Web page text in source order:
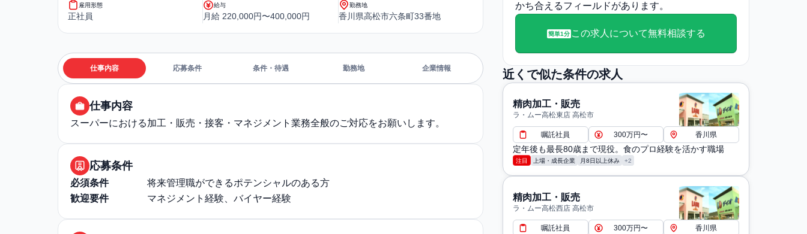
雇用形態
正社員
給与
月給 220,000円〜400,000円
勤務地
香川県高松市六条町33番地
仕事内容 応募条件 条件・待遇 勤務地 企業情報
仕事内容
スーパーにおける加工・販売・接客・マネジメント業務全般のご対応をお願いします。
応募条件
必須条件
将来管理職ができるポテンシャルのある方
歓迎要件
マネジメント経験、バイヤー経験
かち合えるフィールドがあります。
簡単1分この求人について無料相談する
近くで似た条件の求人
精肉加工・販売
ラ・ムー高松東店 高松市
嘱託社員 300万円〜 香川県
定年後も最長80歳まで現役。食のプロ経験を活かす職場
注目 上場・成長企業 月8日以上休み +2
精肉加工・販売
ラ・ムー高松西店 高松市
嘱託社員 300万円〜 香川県